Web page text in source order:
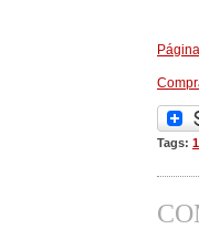
Tags: